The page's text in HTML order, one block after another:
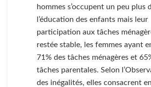
hommes s’occupent un peu plus
l’éducation des enfants mais leur
participation aux tâches
restée stable, les femmes ayant
71% des tâches ménagères et
tâches parentales. Selon
des inégalités, elles consacrent en